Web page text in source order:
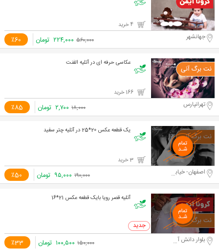
٪60 جهانشهر ۵۶۰,۰۰۰ ۲۲۴,۰۰۰ تومان
عکاسی حرفه ای در آتلیه الفنت
٪85 تهرانپارس ۱۸,۰۰۰ ۲,۷۰۰ تومان
یک قطعه عکس 20*25 در آتلیه چتر سفید
٪50 اصفهان- خیابان پروین ۱۹۰,۰۰۰ ۹۵,۰۰۰ تومان
آتلیه قصر رویا بایک قطعه عکس 21*16
0 خرید
٪33 بلوار دانش آموز ۱۵۰,۰۰۰ ۱۰۰,۵۰۰ تومان